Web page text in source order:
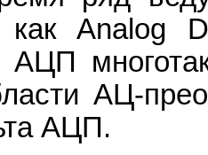
Analog
АЦП
АЦ-
АЦП.